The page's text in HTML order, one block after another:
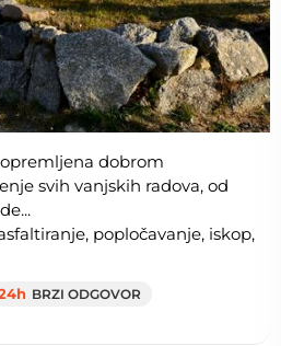
dobrom
svih vanjskih radova, od
popločavanje, iskop,
BRZI ODGOVOR